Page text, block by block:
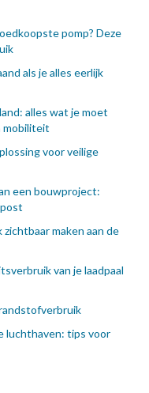
pomp? Deze
als je alles eerlijk
alles wat je moet
mobiliteit
voor veilige
een bouwproject:
maken aan de
van je laadpaal
luchthaven: tips voor